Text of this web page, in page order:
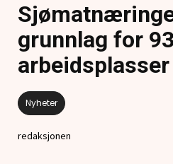
grunnlag for
arbeidsplasser
Nyheter
redaksjonen